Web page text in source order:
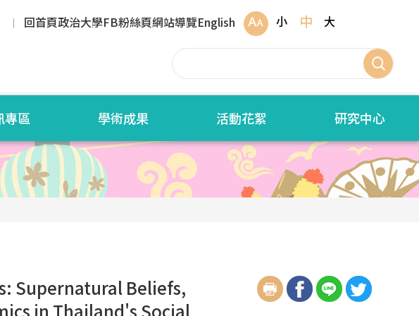
回首頁政治大學FB粉絲頁網站導覽English 小 中 大
專區 學術成果 活動花絮 研究中心
Supernatural Beliefs,
in Thailand's Social